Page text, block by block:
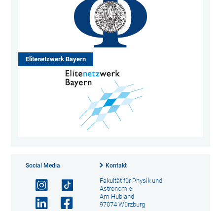
Elitenetzwerk Bayern
Social Media Kontakt
Fakultät für Physik und
Astronomie
Am Hubland
97074 Würzburg